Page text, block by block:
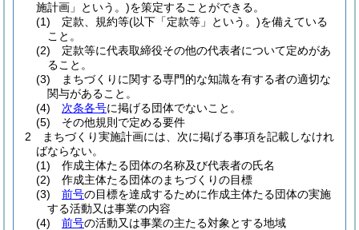
施計画」という。)を策定することができる。
(1)
定款、規約等(以下「定款等」という。)を備えている
こと。
(2)
定款等に代表取締役その他の代表者について定めがあ
ること。
(3)
まちづくりに関する専門的な知識を有する者の適切な
関与があること。
(4)
次条各号に掲げる団体でないこと。
(5)
その他規則で定める要件
2
まちづくり実施計画には、次に掲げる事項を記載しなけれ
ばならない。
(1)
作成主体たる団体の名称及び代表者の氏名
(2)
作成主体たる団体のまちづくりの目標
(3)
前号の目標を達成するために作成主体たる団体の実施
する活動又は事業の内容
(4)
前号の活動又は事業の主たる対象とする地域